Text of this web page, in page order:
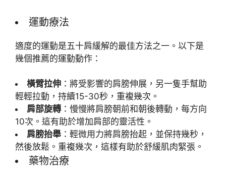
運動療法
適度的運動是五十肩緩解的最佳方法之一。以下是
幾個推薦的運動動作：
橫臂拉伸 ：將受影響的肩膀伸展，另一隻手幫助
輕輕拉動，持續15-30秒，重複幾次。
肩部旋轉 ：慢慢將肩膀朝前和朝後轉動，每方向
10次。這有助於增加肩部的靈活性。
肩膀抬舉：輕微用力將肩膀抬起，並保持幾秒，
然後放鬆。重複幾次，這樣有助於舒緩肌肉緊張。
藥物治療